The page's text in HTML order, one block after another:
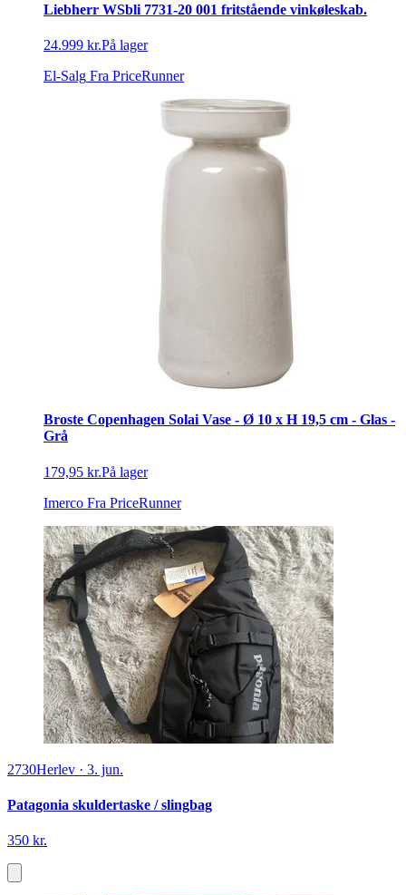
Liebherr WSbli 7731-20 001 fritstående vinkøleskab.
24.999 kr.På lager
El-Salg Fra PriceRunner
Broste Copenhagen Solai Vase - Ø 10 x H 19,5 cm - Glas -
Grå
179,95 kr.På lager
Imerco Fra PriceRunner
2730Herlev · 3. jun.
Patagonia skuldertaske / slingbag
350 kr.